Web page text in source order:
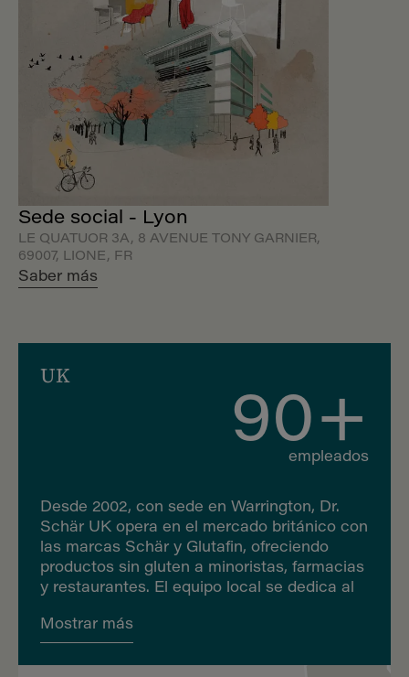
Sede social - Lyon
LE QUATUOR 3A, 8 AVENUE TONY GARNIER,
69007, LIONE, FR
Saber más
UK
90+
empleados
Desde 2002, con sede en Warrington, Dr.
Schär UK opera en el mercado británico con
las marcas Schär y Glutafin, ofreciendo
productos sin gluten a minoristas, farmacias
y restaurantes. El equipo local se dedica al
nutricional personalizado para consumidores
con la adquisición de GDR Food Technology
Mostrar más